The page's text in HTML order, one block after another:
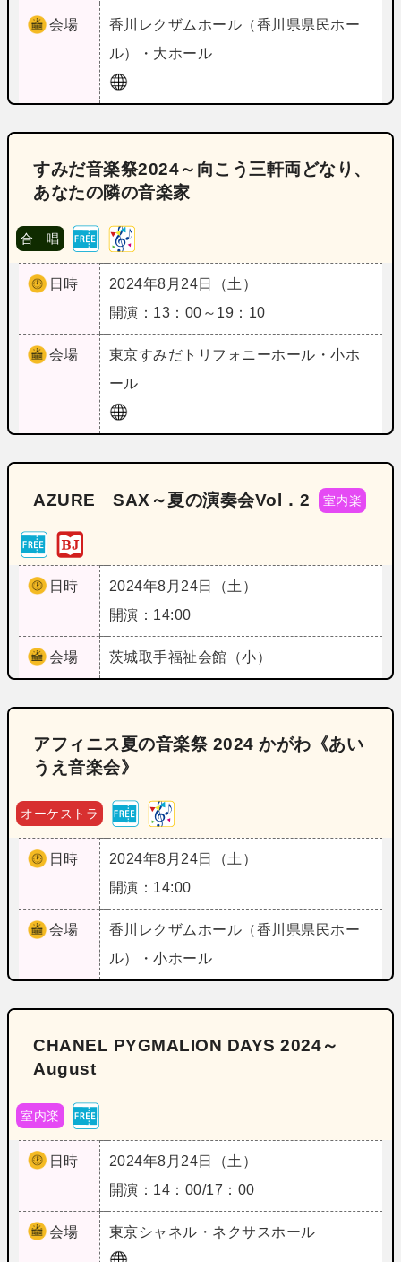
会場 香川
レクザムホール（香川県県民ホー
ル）・大ホール
すみだ音楽祭2024～向こう三軒両どなり、
あなたの隣の音楽家
合 唱
日時
2024年8月24日（土）
開演：13：00～19：10
会場 東京すみだトリフォニーホール・小ホ
ール
AZURE SAX～夏の演奏会Vol．2 室内楽
日時
2024年8月24日（土）
開演：14:00
会場 茨城取手福祉会館（小）
アフィニス夏の音楽祭 2024 かがわ《あい
うえ音楽会》
オーケストラ
日時
2024年8月24日（土）
開演：14:00
会場 香川
レクザムホール（香川県県民ホー
ル）・小ホール
CHANEL PYGMALION DAYS 2024～
August
室内楽
日時
2024年8月24日（土）
開演：14：00/17：00
会場 東京シャネル・ネクサスホール